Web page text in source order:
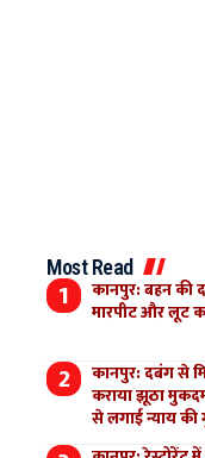
Most Read
कानपुर: बहन की
मारपीट और लूट
कानपुर: दबंग से
कराया झूठा
से लगाई न्याय की